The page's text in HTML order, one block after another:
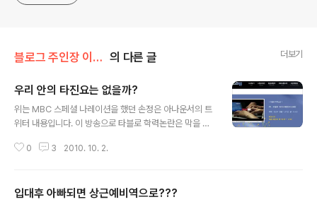
블로그 주인장 이야기/시사 Commentary 의 다른 글 더보기
우리 안의 타진요는 없을까?
위는 MBC 스페셜 나레이션을 했던 손정은 아나운서의 트
위터 내용입니다. 이 방송으로 타블로 학력논란은 막을 내
더 기대됩니다. 제 관심은 단순하게 네티즌과 인터넷 문화
번 이상 주고 받지 않습니다. 하지만 타블로 사건이 재점화
0 3 2010. 10. 2.
입대후 아빠되면 상근예비역으로???